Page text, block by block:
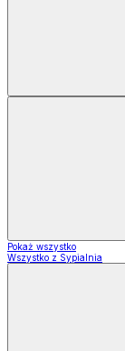
Pokaż wszystko
Wszystko z Sypialnia